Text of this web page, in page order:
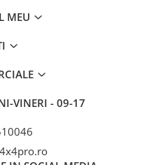
MEU
VINERI - 09-17